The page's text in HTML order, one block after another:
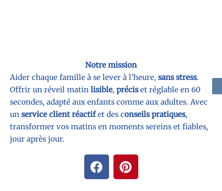
Notre mission
Aider chaque famille à se lever à l’heure, sans stress.
Offrir un réveil matin lisible, préciset réglable en 60
secondes, adapté aux enfants comme aux adultes. Avec
un service client réactifet des conseils pratiques,
transformer vos matins en moments sereins et fiables,
jour après jour.